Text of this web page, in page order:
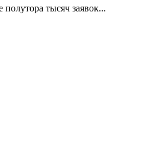
тысяч заявок...